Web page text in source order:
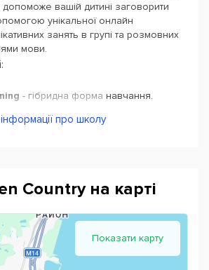
вашій дитині заговорити
унікальної онлайн
занять в групі та розмовних
мови.
- гібридна форма навчання.
додаток: особистий кабінет +
- новітня концепція викладання
“24 Easy Steps” та “Notes” by
схвалені МОН України
мотивації "кантриками"–
про школу
Country на карті
Показати карту